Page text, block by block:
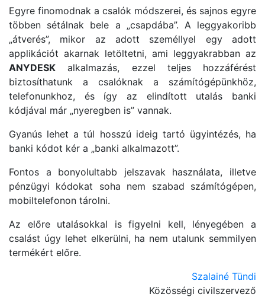
Egyre finomodnak a csalók módszerei, és sajnos egyre
többen sétálnak bele a „csapdába”. A leggyakoribb
„átverés”, mikor az adott személlyel egy adott
applikációt akarnak letöltetni, ami leggyakrabban az
ANYDESK alkalmazás, ezzel teljes hozzáférést
biztosíthatunk a csalóknak a számítógépünkhöz,
telefonunkhoz, és így az elindított utalás banki
kódjával már „nyeregben is” vannak.
Gyanús lehet a túl hosszú ideig tartó ügyintézés, ha
banki kódot kér a „banki alkalmazott”.
Fontos a bonyolultabb jelszavak használata, illetve
pénzügyi kódokat soha nem szabad számítógépen,
mobiltelefonon tárolni.
Az előre utalásokkal is figyelni kell, lényegében a
csalást úgy lehet elkerülni, ha nem utalunk semmilyen
termékért előre.
Szalainé Tündi
Közösségi civilszervező